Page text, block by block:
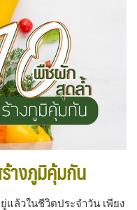
างภูมิคุ้มกัน
ล้วในชีวิตประจำวัน เพียง